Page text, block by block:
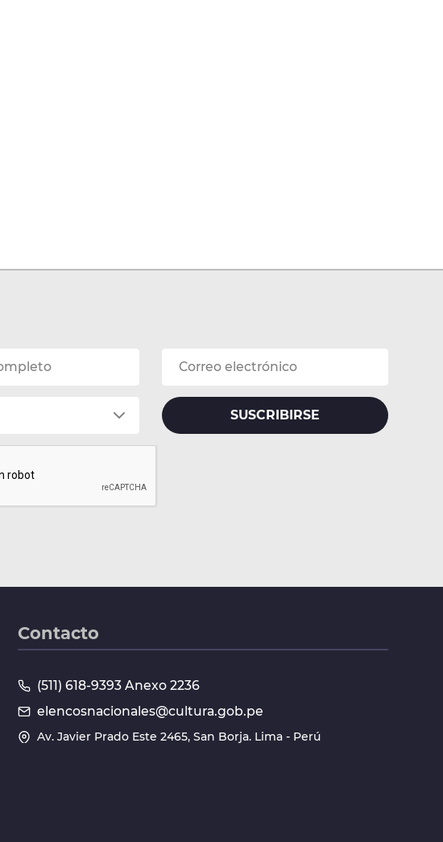
Contacto
(511) 618-9393 Anexo 2236
elencosnacionales@cultura.gob.pe
Av. Javier Prado Este 2465, San Borja. Lima - Perú